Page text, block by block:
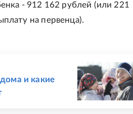
- 912 162 рублей (или 221
на первенца).
и какие